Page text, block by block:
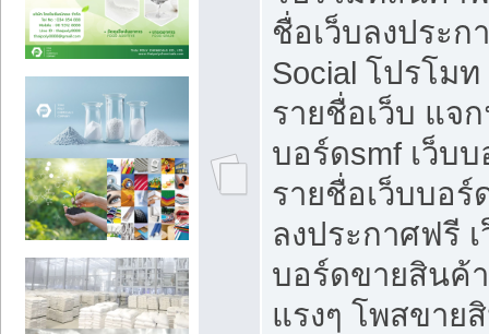
ชื่อเว็บลงประ
Social โปรโม
รายชื่อเว็บ แจ
บอร์ดsmf เว็บ
รายชื่อเว็บบอ
ลงประกาศฟรี
บอร์ดขายสินค้
แรงๆ โพสขาย